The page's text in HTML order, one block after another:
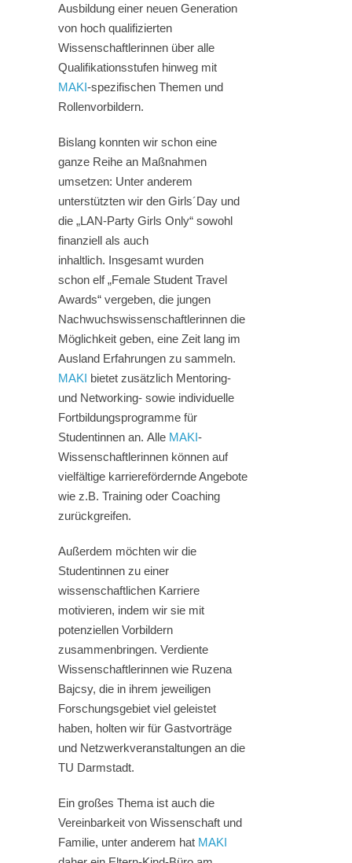
Ausbildung einer neuen Generation
von hoch qualifizierten
Wissenschaftlerinnen über alle
Qualifikationsstufen hinweg mit
MAKI-spezifischen Themen und
Rollenvorbildern.
Bislang konnten wir schon eine
ganze Reihe an Maßnahmen
umsetzen: Unter anderem
unterstützten wir den Girls´Day und
die „LAN-Party Girls Only“ sowohl
finanziell als auch
inhaltlich. Insgesamt wurden
schon elf „Female Student Travel
Awards“ vergeben, die jungen
Nachwuchswissenschaftlerinnen die
Möglichkeit geben, eine Zeit lang im
Ausland Erfahrungen zu sammeln.
MAKI bietet zusätzlich Mentoring-
und Networking- sowie individuelle
Fortbildungsprogramme für
Studentinnen an. Alle MAKI-
Wissenschaftlerinnen können auf
vielfältige karrierefördernde Angebote
wie z.B. Training oder Coaching
zurückgreifen.
Außerdem möchten wir die
Studentinnen zu einer
wissenschaftlichen Karriere
motivieren, indem wir sie mit
potenziellen Vorbildern
zusammenbringen. Verdiente
Wissenschaftlerinnen wie Ruzena
Bajcsy, die in ihrem jeweiligen
Forschungsgebiet viel geleistet
haben, holten wir für Gastvorträge
und Netzwerkveranstaltungen an die
TU Darmstadt.
Ein großes Thema ist auch die
Vereinbarkeit von Wissenschaft und
Familie, unter anderem hat MAKI